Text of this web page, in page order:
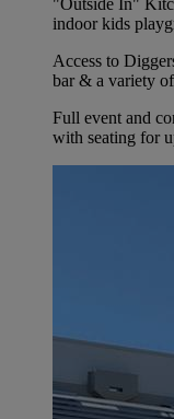
indoor kids
Access to
bar & a variety
Full event and
with seating for